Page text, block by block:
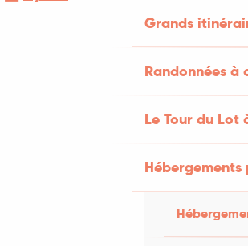
Grands
Randonnées
Le Tour du Lot